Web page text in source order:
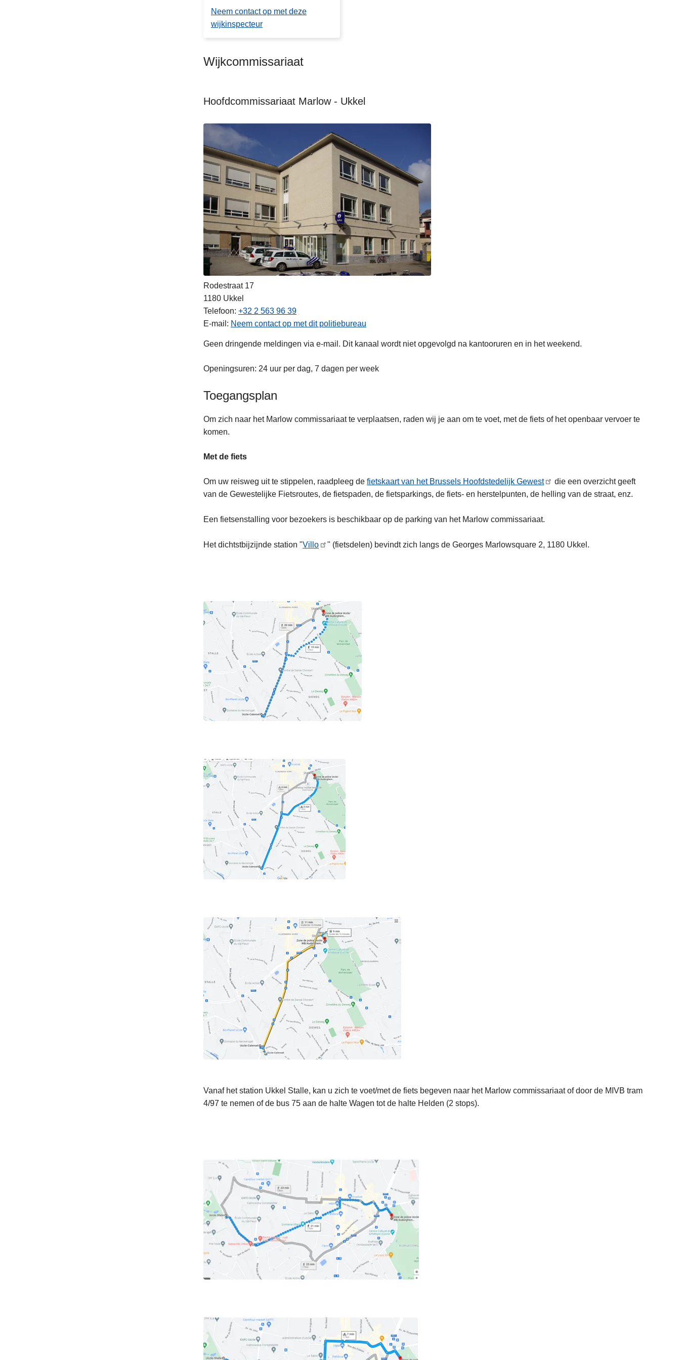
Neem contact op met deze
wijkinspecteur
Wijkcommissariaat
Hoofdcommissariaat Marlow - Ukkel
Rodestraat 17
1180 Ukkel
Telefoon +32 2 563 96 39
E-mail
Neem contact op met dit politiebureau
Geen dringende meldingen via e-mail. Dit kanaal wordt niet opgevolgd na kantooruren en in het weekend.
Openingsuren: 24 uur per dag, 7 dagen per week
Toegangsplan
Om zich naar het Marlow commissariaat te verplaatsen, raden wij je aan om te voet, met de fiets of het openbaar vervoer te
komen.
Met de fiets
Om uw reisweg uit te stippelen, raadpleeg de fietskaart van het Brussels Hoofdstedelijk Gewest
die een overzicht geeft
van de Gewestelijke Fietsroutes, de fietspaden, de fietsparkings, de fiets- en herstelpunten, de helling van de straat, enz.
Een fietsenstalling voor bezoekers is beschikbaar op de parking van het Marlow commissariaat.
Het dichtstbijzijnde station "Villo " (fietsdelen) bevindt zich langs de Georges Marlowsquare 2, 1180 Ukkel.
Vanaf het station Ukkel Stalle, kan u zich te voet/met de fiets begeven naar het Marlow commissariaat of door de MIVB tram
4/97 te nemen of de bus 75 aan de halte Wagen tot de halte Helden (2 stops).